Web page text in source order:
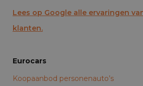
Lees op Google alle ervaringen
klanten.
Eurocars
Koopaanbod personenauto’s